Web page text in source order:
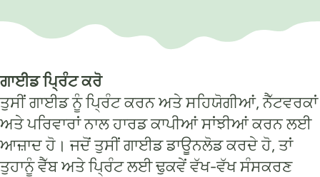
ਗਾਈਡ ਪ੍ਰਿੰਟ ਕਰੋ
ਤੁਸੀਂ ਗਾਈਡ ਨੂੰ ਪ੍ਰਿੰਟ ਕਰਨ ਅਤੇ ਸਹਿਯੋਗੀਆਂ, ਨੈੱਟਵਰਕਾਂ
ਅਤੇ ਪਰਿਵਾਰਾਂ ਨਾਲ ਹਾਰਡ ਕਾਪੀਆਂ ਸਾਂਝੀਆਂ ਕਰਨ ਲਈ
ਆਜ਼ਾਦ ਹੋ। ਜਦੋਂ ਤੁਸੀਂ ਗਾਈਡ ਡਾਊਨਲੋਡ ਕਰਦੇ ਹੋ, ਤਾਂ
ਤੁਹਾਨੂੰ ਵੈੱਬ ਅਤੇ ਪ੍ਰਿੰਟ ਲਈ ਢੁਕਵੇਂ ਵੱਖ-ਵੱਖ ਸੰਸਕਰਣ